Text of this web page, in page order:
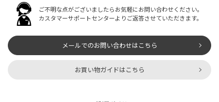
ご不明な点がございましたらお気軽にお問い合わせください。
カスタマーサポートセンターよりご返答させていただきます。
メールでのお問い合わせはこちら
お買い物ガイドはこちら